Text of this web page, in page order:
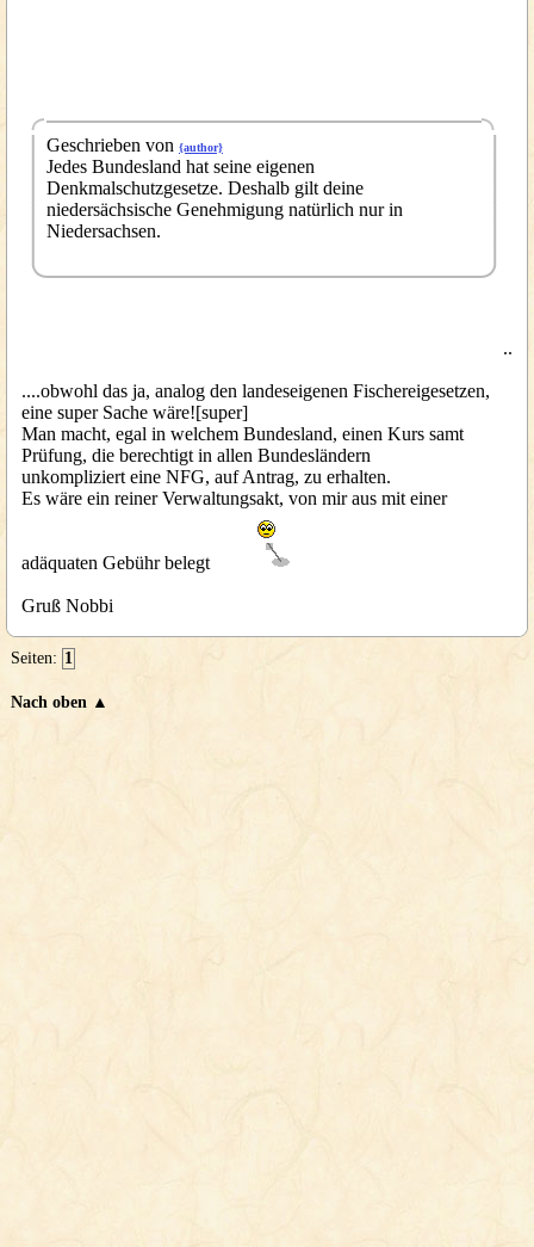
Geschrieben von {author}
Jedes Bundesland hat seine eigenen
Denkmalschutzgesetze. Deshalb gilt deine
niedersächsische Genehmigung natürlich nur in
Niedersachsen.
..
....obwohl das ja, analog den landeseigenen Fischereigesetzen,
eine super Sache wäre![super]
Man macht, egal in welchem Bundesland, einen Kurs samt
Prüfung, die berechtigt in allen Bundesländern
unkompliziert eine NFG, auf Antrag, zu erhalten.
Es wäre ein reiner Verwaltungsakt, von mir aus mit einer
adäquaten Gebühr belegt
Gruß Nobbi
Seiten: 1
Nach oben ▲